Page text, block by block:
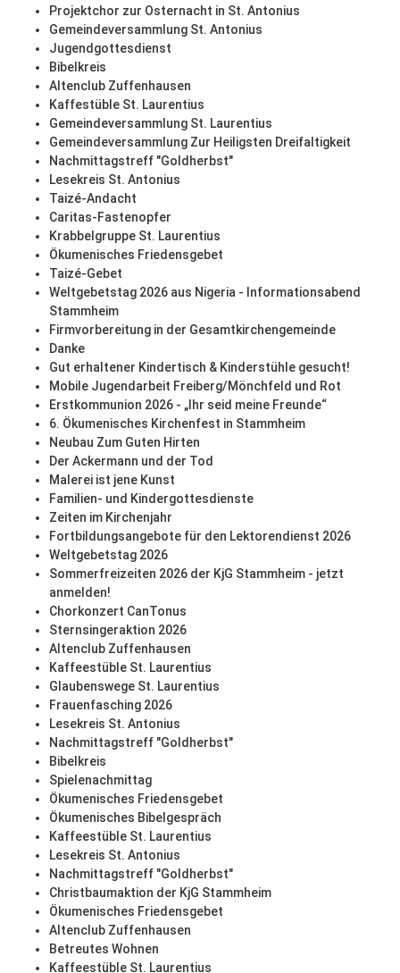
Projektchor zur Osternacht in St. Antonius
Gemeindeversammlung St. Antonius
Jugendgottesdienst
Bibelkreis
Altenclub Zuffenhausen
Kaffestüble St. Laurentius
Gemeindeversammlung St. Laurentius
Gemeindeversammlung Zur Heiligsten Dreifaltigkeit
Nachmittagstreff "Goldherbst"
Lesekreis St. Antonius
Taizé-Andacht
Caritas-Fastenopfer
Krabbelgruppe St. Laurentius
Ökumenisches Friedensgebet
Taizé-Gebet
Weltgebetstag 2026 aus Nigeria - Informationsabend
Stammheim
Firmvorbereitung in der Gesamtkirchengemeinde
Danke
Gut erhaltener Kindertisch & Kinderstühle gesucht!
Mobile Jugendarbeit Freiberg/Mönchfeld und Rot
Erstkommunion 2026 - „Ihr seid meine Freunde“
6. Ökumenisches Kirchenfest in Stammheim
Neubau Zum Guten Hirten
Der Ackermann und der Tod
Malerei ist jene Kunst
Familien- und Kindergottesdienste
Zeiten im Kirchenjahr
Fortbildungsangebote für den Lektorendienst 2026
Weltgebetstag 2026
Sommerfreizeiten 2026 der KjG Stammheim - jetzt
anmelden!
Chorkonzert CanTonus
Sternsingeraktion 2026
Altenclub Zuffenhausen
Kaffeestüble St. Laurentius
Glaubenswege St. Laurentius
Frauenfasching 2026
Lesekreis St. Antonius
Nachmittagstreff "Goldherbst"
Bibelkreis
Spielenachmittag
Ökumenisches Friedensgebet
Ökumenisches Bibelgespräch
Kaffeestüble St. Laurentius
Lesekreis St. Antonius
Nachmittagstreff "Goldherbst"
Christbaumaktion der KjG Stammheim
Ökumenisches Friedensgebet
Altenclub Zuffenhausen
Betreutes Wohnen
Kaffeestüble St. Laurentius